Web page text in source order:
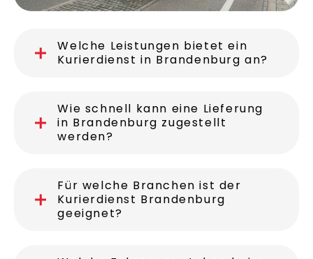
Welche Leistungen bietet ein
Kurierdienst in Brandenburg an?
Wie schnell kann eine Lieferung
in Brandenburg zugestellt
werden?
Für welche Branchen ist der
Kurierdienst Brandenburg
geeignet?